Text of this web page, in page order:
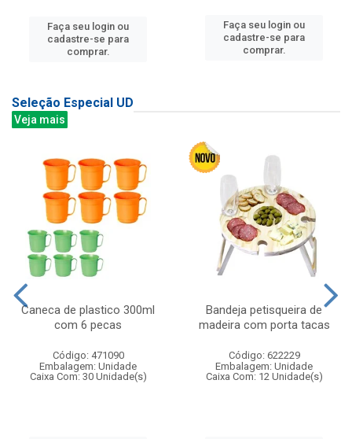
Faça seu login ou
cadastre-se para
comprar.
Faça seu login ou
cadastre-se para
comprar.
Seleção Especial UD
Veja mais
Caneca de plastico 300ml
com 6 pecas
Código: 471090
Embalagem: Unidade
Caixa Com: 30 Unidade(s)
Bandeja petisqueira de
madeira com porta tacas
Código: 622229
Embalagem: Unidade
Caixa Com: 12 Unidade(s)